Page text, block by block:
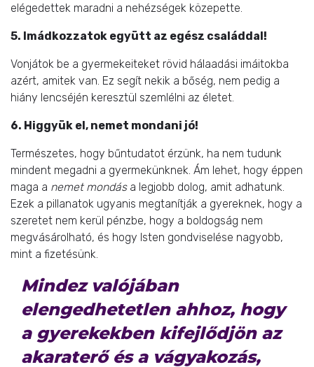
elégedettek maradni a nehézségek közepette.
5. Imádkozzatok együtt az egész családdal!
Vonjátok be a gyermekeiteket rövid hálaadási imáitokba
azért, amitek van. Ez segít nekik a bőség, nem pedig a
hiány lencséjén keresztül szemlélni az életet.
6. Higgyük el, nemet mondani jó!
Természetes, hogy bűntudatot érzünk, ha nem tudunk
mindent megadni a gyermekünknek. Ám lehet, hogy éppen
maga a nemet mondása legjobb dolog, amit adhatunk.
Ezek a pillanatok ugyanis megtanítják a gyereknek, hogy a
szeretet nem kerül pénzbe, hogy a boldogság nem
megvásárolható, és hogy Isten gondviselése nagyobb,
mint a fizetésünk.
Mindez valójában
elengedhetetlen ahhoz, hogy
a gyerekekben kifejlődjön az
akaraterő és a vágyakozás,